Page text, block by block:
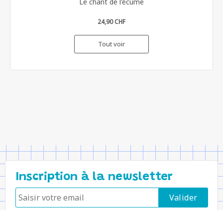
24,90 CHF
Tout voir
Inscription à la newsletter